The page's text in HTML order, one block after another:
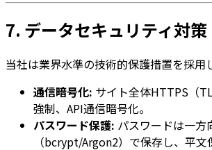
7. データセキュリティ対策
当社は業界水準の技術的保護措置を採用
通信暗号化: サイト全体HTTPS（
強制、API通信暗号化。
パスワード保護: パスワードは一方
（bcrypt/Argon2）で保存し、平